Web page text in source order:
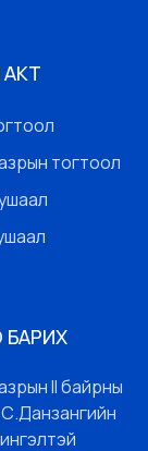
АКТ
тогтоол
II байрны